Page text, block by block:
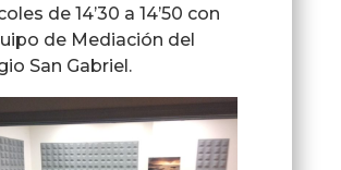
de 14’30 a 14’50 con
de Mediación del
San Gabriel.